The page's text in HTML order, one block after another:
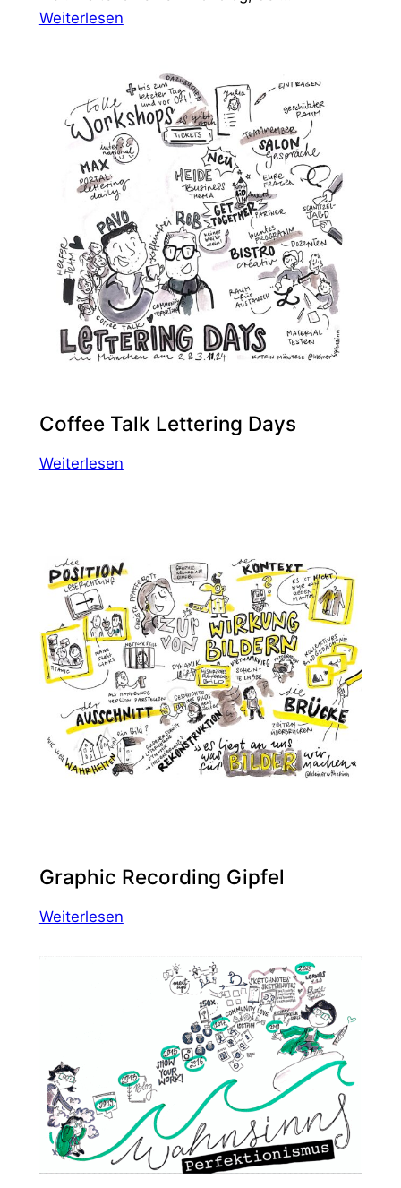
Weiterlesen:
finden
Coffee Talk Lettering Days
Weiterlesen:
Graphic Recording Gipfel
Weiterlesen:
Recording